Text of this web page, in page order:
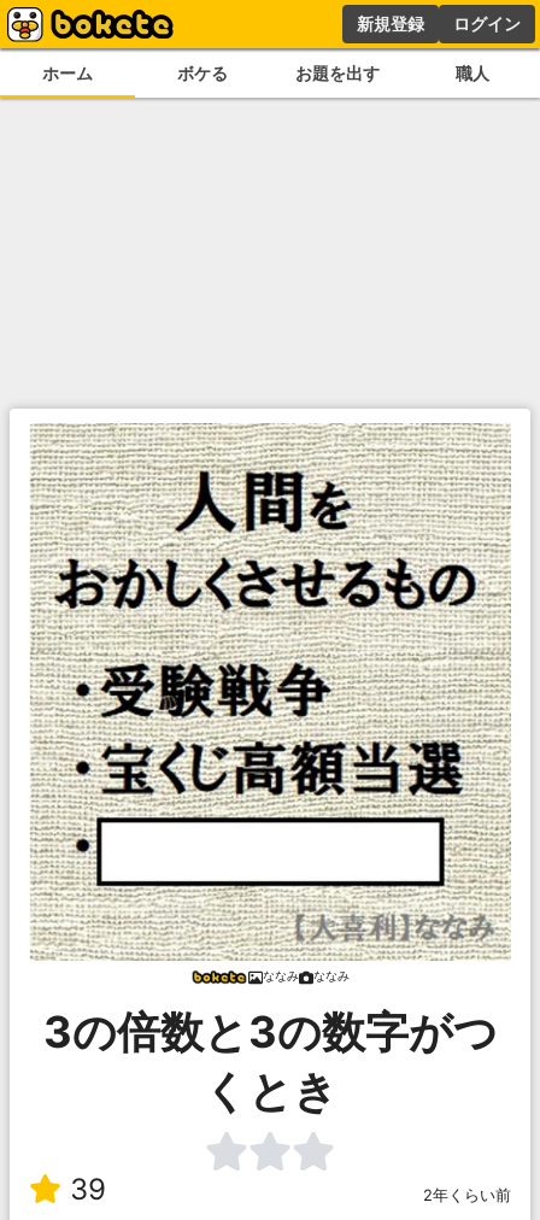
新規登録 ログイン
ホーム ボケる お題を出す 職人
ななみ ななみ
3の倍数と3の数字がつ
くとき
39 2年くらい前